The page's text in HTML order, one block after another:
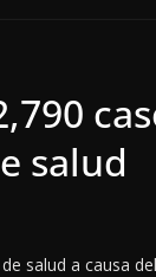
salud
salud a causa